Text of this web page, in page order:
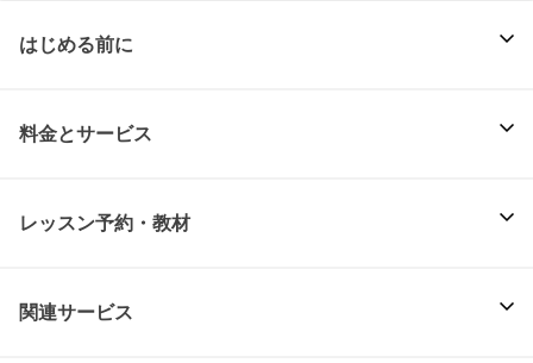
はじめる前に
料金とサービス
レッスン予約・教材
関連サービス